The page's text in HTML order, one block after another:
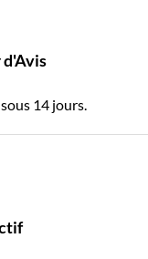
d'Avis
14 jours.